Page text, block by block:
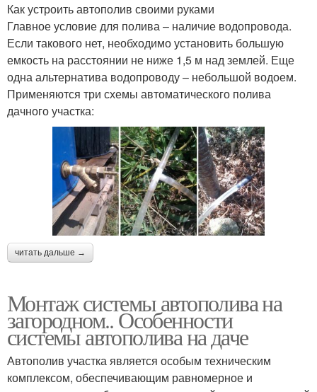
Как устроить автополив своими руками
Главное условие для полива – наличие водопровода.
Если такового нет, необходимо установить большую
емкость на расстоянии не ниже 1,5 м над землей. Еще
одна альтернатива водопроводу – небольшой водоем.
Применяются три схемы автоматического полива
дачного участка:
читать дальше →
Монтаж системы автополива на
загородном.. Особенности
системы автополива на даче
Автополив участка является особым техническим
комплексом, обеспечивающим равномерное и